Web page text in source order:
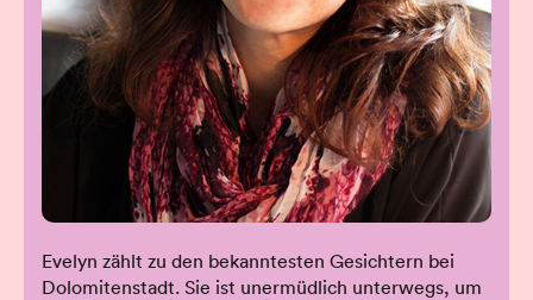
Evelyn zählt zu den bekanntesten Gesichtern bei
Dolomitenstadt. Sie ist unermüdlich unterwegs, um